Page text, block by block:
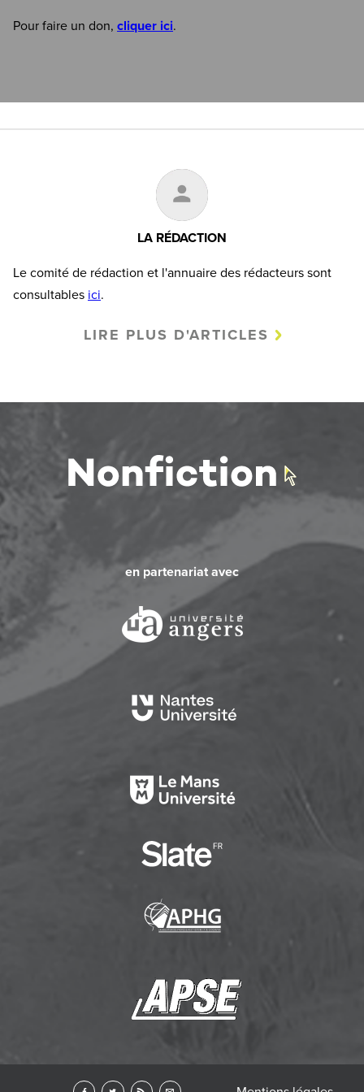
Pour faire un don, cliquer ici.
LA RÉDACTION
Le comité de rédaction et l'annuaire des rédacteurs sont
consultables ici.
LIRE PLUS D'ARTICLES
en partenariat avec